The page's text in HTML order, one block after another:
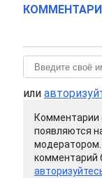
или
Комментарии
появляются
комментарий